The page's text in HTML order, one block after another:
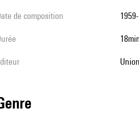
date de composition
durée
éditeur
genre